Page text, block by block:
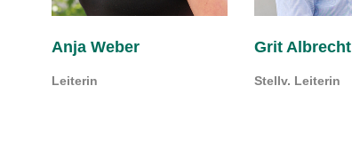
Anja Weber
Leiterin
Grit Albrecht
Stellv. Leiterin